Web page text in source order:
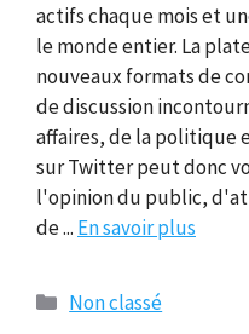
actifs chaque mois et
le monde entier. La
nouveaux formats de
de discussion
affaires, de la politique
sur Twitter peut donc
l'opinion du public,
de ... En savoir plus
Catégories
Non classé